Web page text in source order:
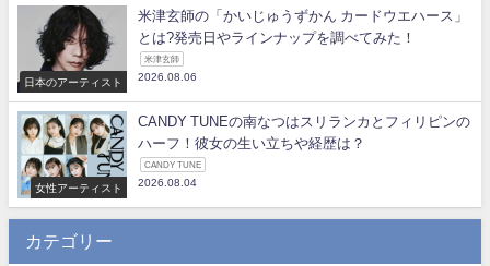
日本のアーティスト
米津玄師の「かいじゅうずかん カードウエハース」
とは?発売日やラインナップを調べてみた！
米津玄師
2026.08.06
女性アーティスト
CANDY TUNEの南なつはスリランカとフィリピンの
ハーフ！彼女の生い立ちや経歴は？
CANDY TUNE
2026.08.04
カテゴリー